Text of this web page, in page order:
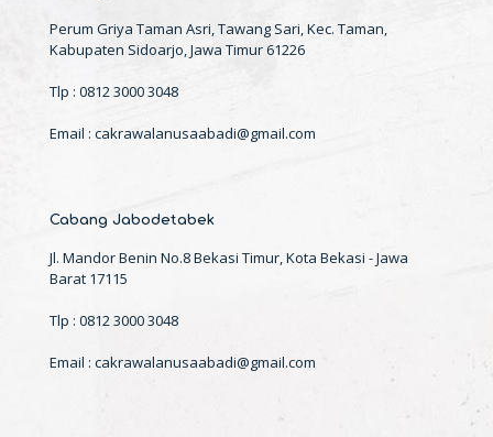
Perum Griya Taman Asri, Tawang Sari, Kec. Taman,
Kabupaten Sidoarjo, Jawa Timur 61226
Tlp : 0812 3000 3048
Email : cakrawalanusaabadi@gmail.com
Cabang Jabodetabek
Jl. Mandor Benin No.8 Bekasi Timur, Kota Bekasi - Jawa
Barat 17115
Tlp : 0812 3000 3048
Email : cakrawalanusaabadi@gmail.com